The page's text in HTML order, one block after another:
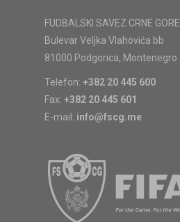
FUDBALSKI SAVEZ CRNE GORE
Bulevar Veljka Vlahovića bb
81000 Podgorica, Montenegro
Telefon: +382 20 445 600
Fax: +382 20 445 601
E-mail: info@fscg.me